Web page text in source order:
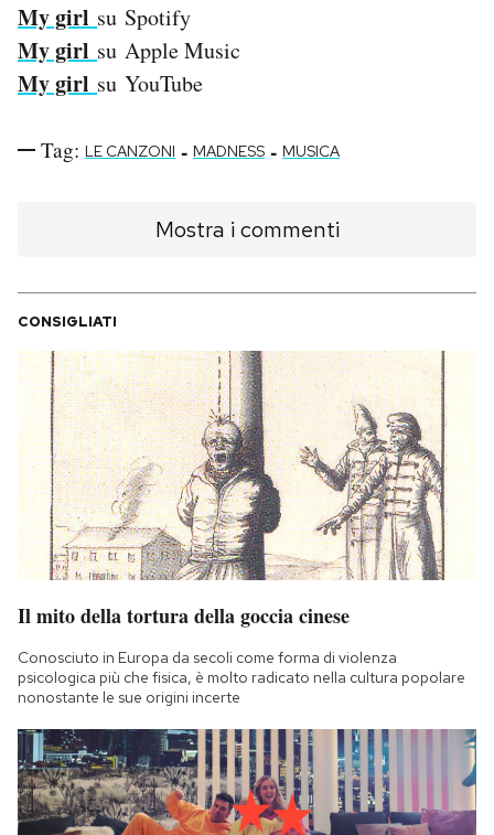
My girl su Spotify
My girl su Apple Music
My girl su YouTube
Tag: LE CANZONI - MADNESS - MUSICA
Mostra i commenti
CONSIGLIATI
Il mito della tortura della goccia cinese
Conosciuto in Europa da secoli come forma di violenza
psicologica più che fisica, è molto radicato nella cultura popolare
nonostante le sue origini incerte